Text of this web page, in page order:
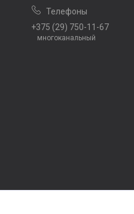
+375 (29) 750-11-67
многоканальный